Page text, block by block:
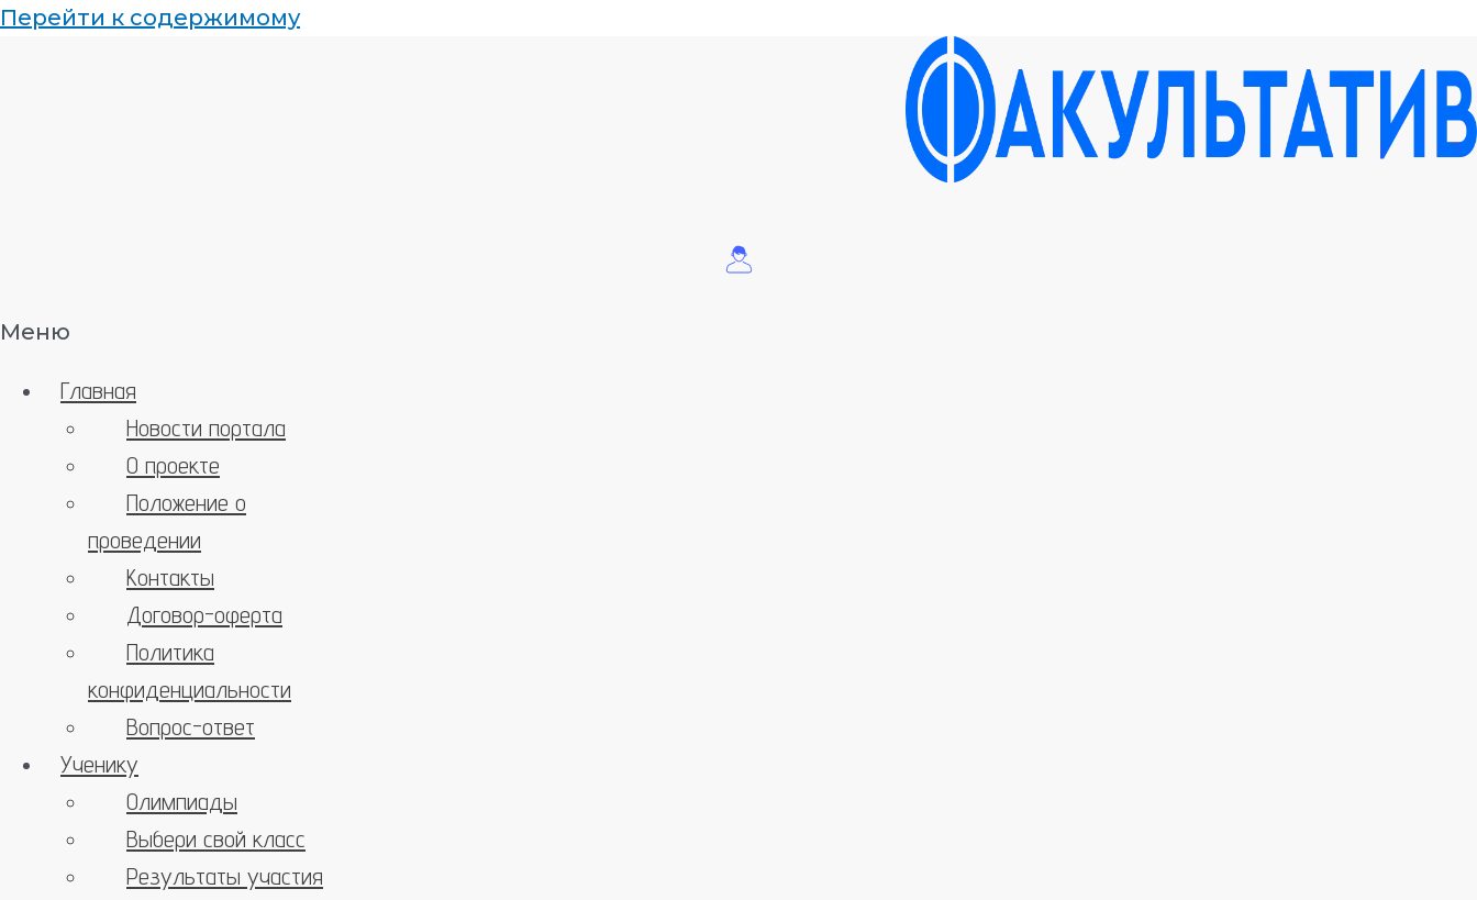
Перейти к содержимому
Меню
Главная
Новости портала
О проекте
Положение о
проведении
Контакты
Договор-оферта
Политика
конфиденциальности
Вопрос-ответ
Ученику
Олимпиады
Выбери свой класс
Результаты участия